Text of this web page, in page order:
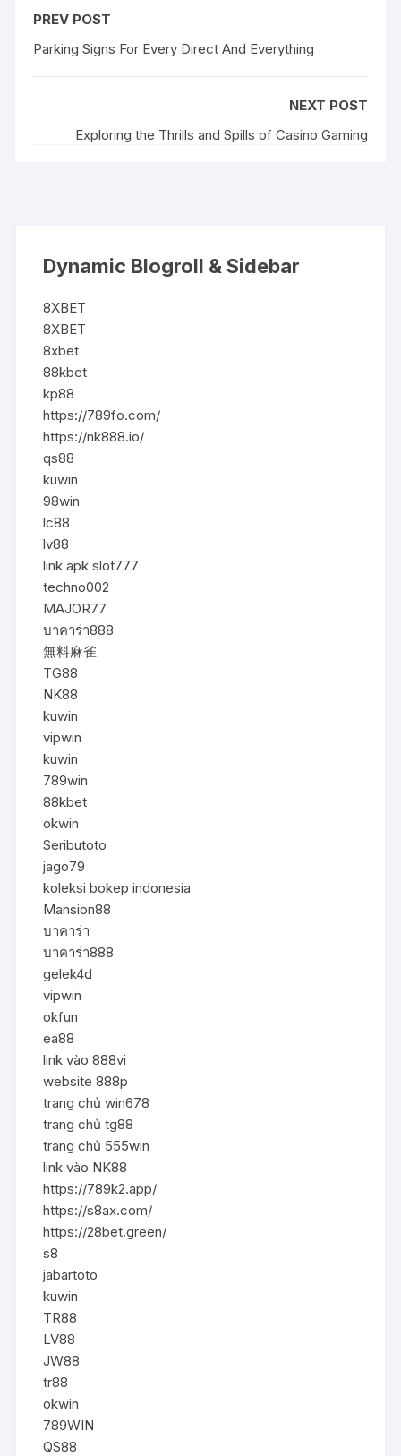
PREV POST
Parking Signs For Every Direct And Everything
NEXT POST
Exploring the Thrills and Spills of Casino Gaming
Dynamic Blogroll & Sidebar
8XBET
8XBET
8xbet
88kbet
kp88
https://789fo.com/
https://nk888.io/
qs88
kuwin
98win
lc88
lv88
link apk slot777
techno002
MAJOR77
บาคาร่า888
無料麻雀
TG88
NK88
kuwin
vipwin
kuwin
789win
88kbet
okwin
Seributoto
jago79
koleksi bokep indonesia
Mansion88
บาคาร่า
บาคาร่า888
gelek4d
vipwin
okfun
ea88
link vào 888vi
website 888p
trang chủ win678
trang chủ tg88
trang chủ 555win
link vào NK88
https://789k2.app/
https://s8ax.com/
https://28bet.green/
s8
jabartoto
kuwin
TR88
LV88
JW88
tr88
okwin
789WIN
QS88